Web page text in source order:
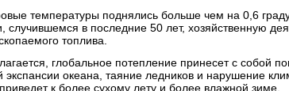
температуры поднялись больше чем на 0,6
случившемся в последние 50 лет, хозяйственную
топлива.
глобальное потепление принесет с собой
экспансии океана, таяние ледников и нарушение
к более сухому лету и более влажной зиме.